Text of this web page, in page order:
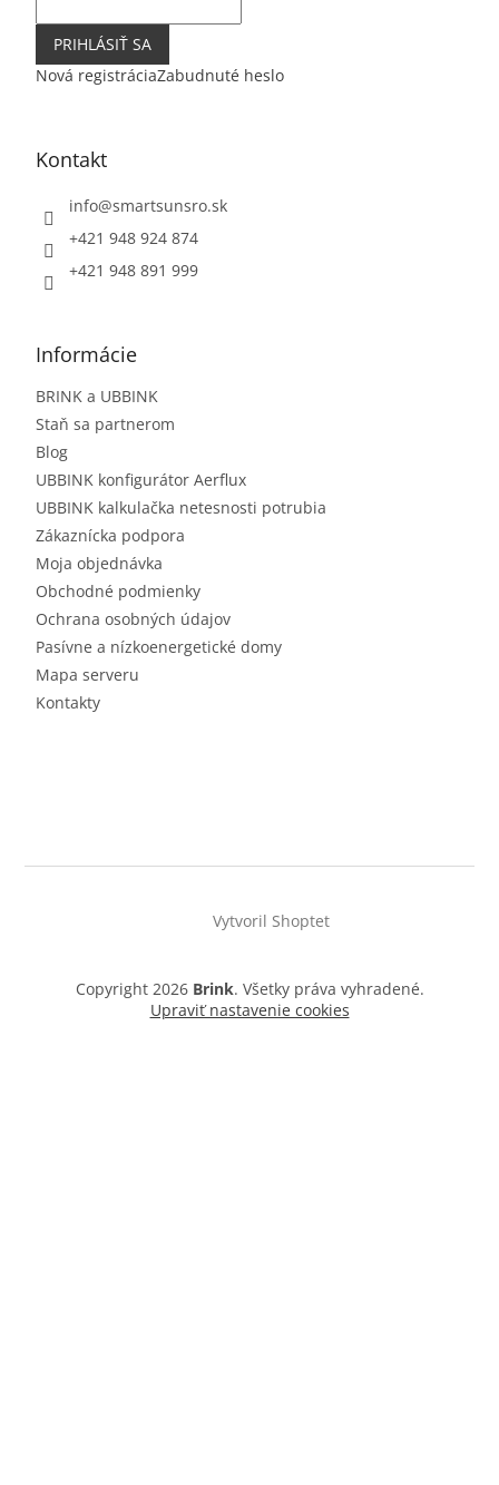
PRIHLÁSIŤ SA
Nová registráciaZabudnuté heslo
Kontakt
info@smartsunsro.sk
+421 948 924 874
+421 948 891 999
Informácie
BRINK a UBBINK
Staň sa partnerom
Blog
UBBINK konfigurátor Aerflux
UBBINK kalkulačka netesnosti potrubia
Zákaznícka podpora
Moja objednávka
Obchodné podmienky
Ochrana osobných údajov
Pasívne a nízkoenergetické domy
Mapa serveru
Kontakty
Vytvoril Shoptet
Copyright 2026 Brink. Všetky práva vyhradené.
Upraviť nastavenie cookies